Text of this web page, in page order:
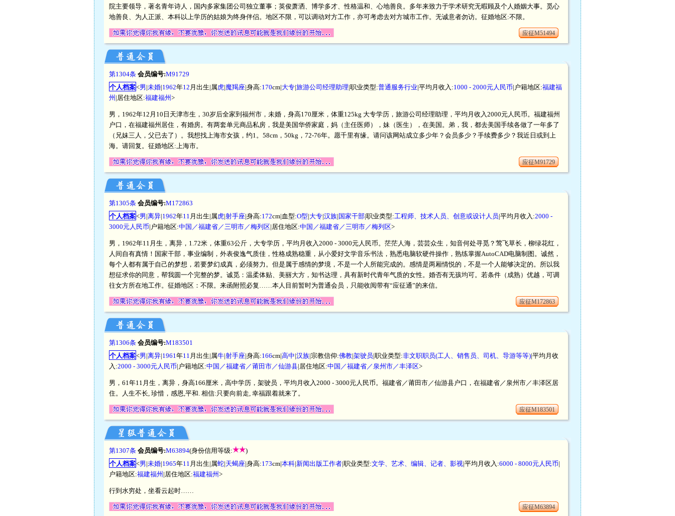
院主要领导，著名青年诗人，国内多家集团公司独立董事；英俊萧洒、博学多才、性格温和、心地善良。多年来致力于学术研究无暇顾及个人婚姻大事。觅心
地善良、为人正派、本科以上学历的姑娘为终身伴侣。地区不限，可以调动对方工作，亦可考虑去对方城市工作。无诚意者勿访。征婚地区:不限。
应征M51494
第1304条 会员编号:M91729
个人档案<男|未婚|1962年12 月出生|属虎|魔羯座|身高:170cm|大专|旅游公司经理助理|职业类型:普通服务行业|平均月收入:1000 - 2000元人民币|户籍地区:福建福
州|居住地区:福建福州>
男，1962年12月10日天津市生，30岁后全家到福州市，未婚，身高170厘米，体重125kg 大专学历，旅游公司经理助理，平均月收入2000元人民币。福建福州
户口，在福建福州居住，有婚房。有两套单元商品私房，我是美国华侨家庭，妈（主任医师），妹（医生），在美国。弟，我，都去美国手续各做了一年多了
（兄妹三人，父已去了）。我想找上海市女孩，约1。58cm，50kg，72-76年。愿千里有缘。请问该网站成立多少年？会员多少？手续费多少？我近日或到上
海。请回复。征婚地区:上海市。
应征M91729
第1305条 会员编号:M172863
个人档案<男|离异|1962年11 月出生|属虎|射手座|身高:172cm|血型:O型|大专|汉族|国家干部|职业类型:工程师、技术人员、创意或设计人员|平均月收入:2000 -
3000元人民币|户籍地区:中国／福建省／三明市／梅列区|居住地区:中国／福建省／三明市／梅列区>
男，1962年11月生，离异，1.72米，体重63公斤，大专学历，平均月收入2000 - 3000元人民币。茫茫人海，芸芸众生，知音何处寻觅？莺飞草长，柳绿花红，
人间自有真情！国家干部，事业编制，外表俊逸气质佳，性格成熟稳重，从小爱好文学音乐书法，熟悉电脑软硬件操作，熟练掌握AutoCAD电脑制图。诚然，
每个人都有属于自己的梦想，若要梦幻成真，必须努力。但是属于感情的梦境，不是一个人所能完成的。感情是两厢情悦的，不是一个人能够决定的。所以我
想征求你的同意，帮我圆一个完整的梦。诚觅：温柔体贴、美丽大方，知书达理，具有新时代青年气质的女性。婚否有无孩均可。若条件（成熟）优越，可调
往女方所在地工作。征婚地区：不限。来函附照必复……本人目前暂时为普通会员，只能收阅带有“应征通”的来信。
应征M172863
第1306条 会员编号:M183501
个人档案<男|离异|1961 年11 月出生|属牛|射手座|身高:166cm|高中|汉族|宗教信仰:佛教|架驶员|职业类型:非文职职员(工人、销售员、司机、导游等等)|平均月收
入:2000 - 3000元人民币|户籍地区:中国／福建省／莆田市／仙游县|居住地区:中国／福建省／泉州市／丰泽区>
男，61年11月生，离异，身高166厘米，高中学历，架驶员，平均月收入2000 - 3000元人民币。福建省／莆田市／仙游县户口，在福建省／泉州市／丰泽区居
住。人生不长, 珍惜，感恩,平和. 相信:只要向前走, 幸福跟着就来了。
应征M183501
第1307条 会员编号:M63894(身份信用等级:
)
个人档案<男|未婚|1965年11 月出生|属蛇|天蝎座|身高:173cm|本科|新闻出版工作者|职业类型:文学、艺术、编辑、记者、影视|平均月收入:6000 - 8000元人民币|
户籍地区:福建福州|居住地区:福建福州>
行到水穷处，坐看云起时……
应征M63894